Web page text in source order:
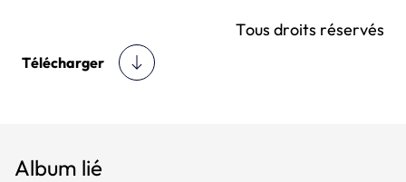
Tous droits réservés
Télécharger
Album lié